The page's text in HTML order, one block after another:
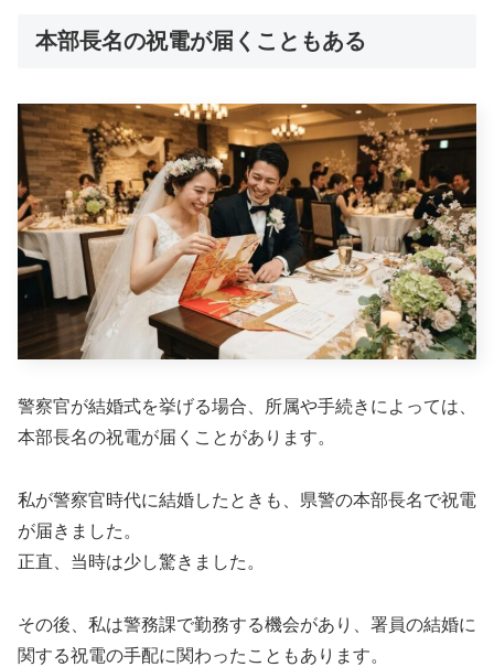
本部長名の祝電が届くこともある
警察官が結婚式を挙げる場合、所属や手続きによっては、
本部長名の祝電が届くことがあります。
私が警察官時代に結婚したときも、県警の本部長名で祝電
が届きました。
正直、当時は少し驚きました。
その後、私は警務課で勤務する機会があり、署員の結婚に
関する祝電の手配に関わったこともあります。